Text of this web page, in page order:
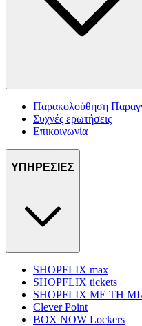
Παρακολούθηση
Συχνές ερωτήσεις
Επικοινωνία
ΥΠΗΡΕΣΙΕΣ
SHOPFLIX max
SHOPFLIX tickets
SHOPFLIX ΜΕ ΤΗ
Clever Point
BOX NOW Lockers